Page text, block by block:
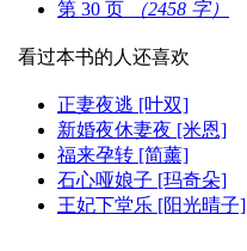
第 30 页
（2458 字）
看过本书的人还喜欢
正妻夜逃 [叶双]
新婚夜休妻夜 [米恩]
福来孕转 [简薰]
石心哑娘子 [玛奇朵]
王妃下堂乐 [阳光晴子]